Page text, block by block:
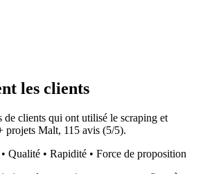
les clients
de clients qui ont utilisé le scraping et
projets Malt, 115 avis (5/5).
Qualité • Rapidité • Force de proposition